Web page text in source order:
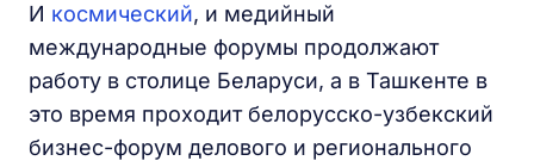
И космический, и медийный
международные форумы продолжают
работу в столице Беларуси, а в Ташкенте в
это время проходит белорусско-узбекский
бизнес-форум делового и регионального